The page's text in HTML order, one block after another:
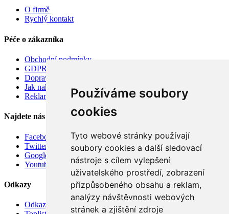
Používáme soubory
cookies
Tyto webové stránky používají
soubory cookies a další sledovací
nástroje s cílem vylepšení
uživatelského prostředí, zobrazení
přizpůsobeného obsahu a reklam,
analýzy návštěvnosti webových
stránek a zjištění zdroje
O firmě
Rychlý kontakt
Péče o zákazníka
Obchodní podmínky
GDPR
Doprava
Jak nakupovat
Reklamace
Najdete nás
Facebook
Twitter
Google
Youtube
Odkazy
Odkazy